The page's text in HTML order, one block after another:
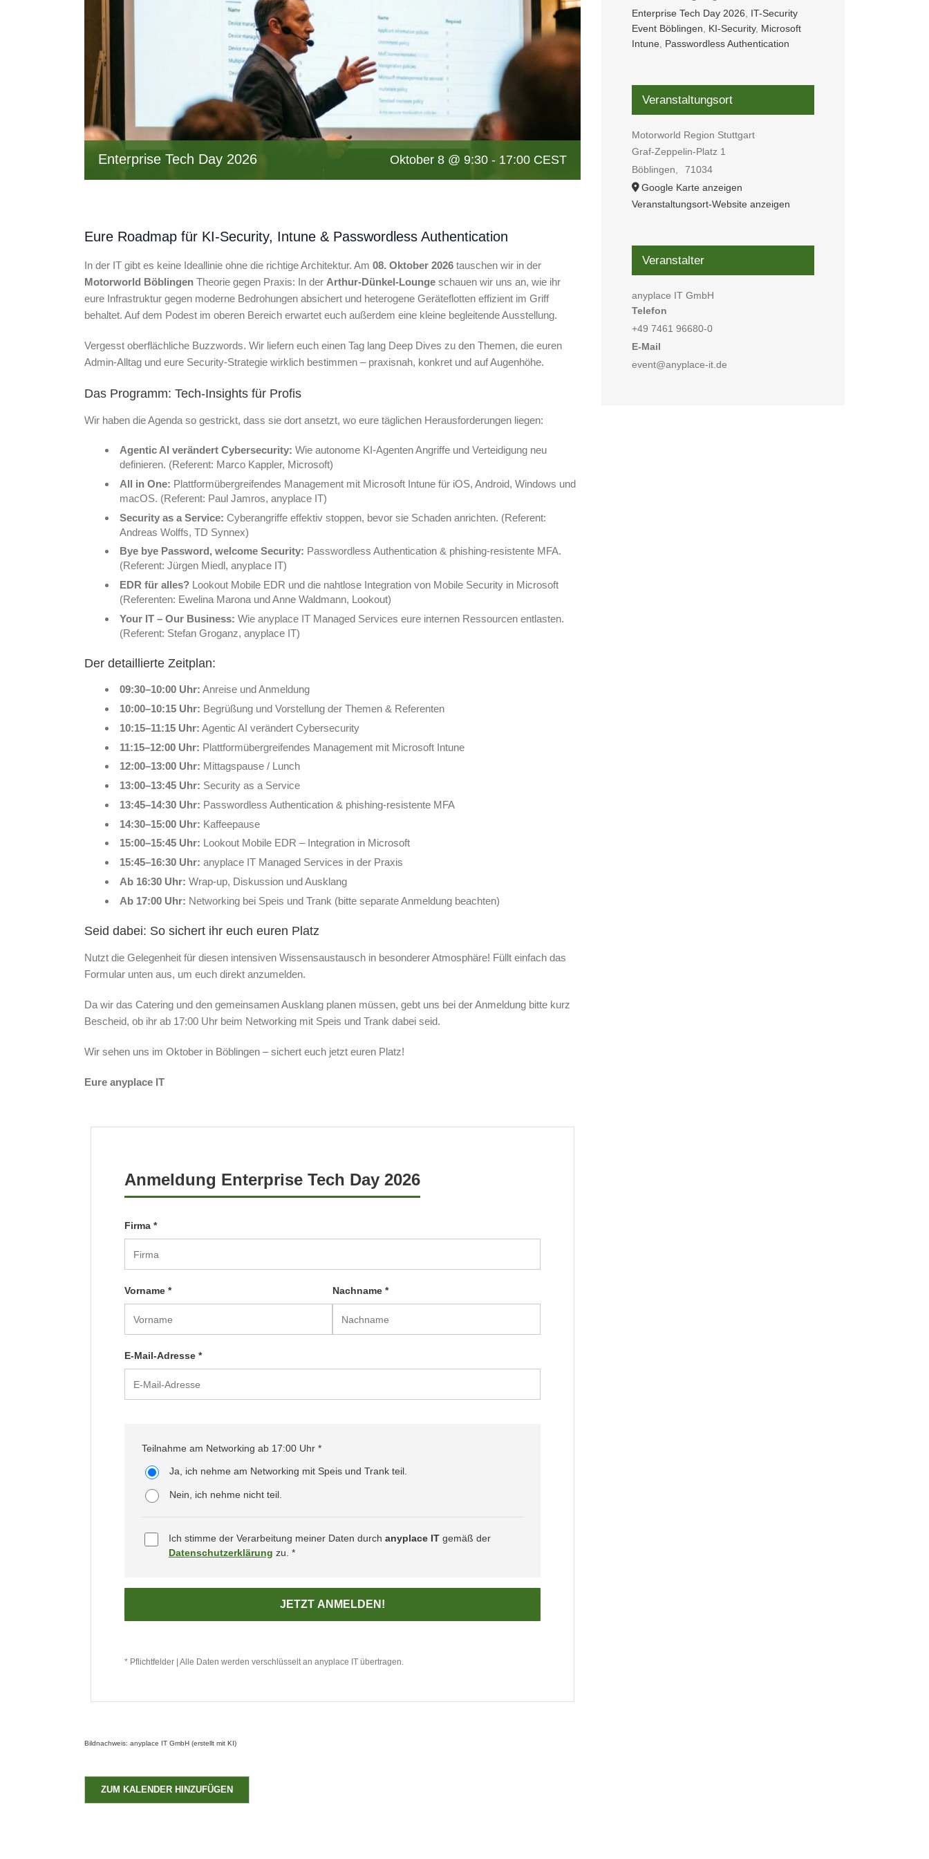
Enterprise Tech Day 2026 Oktober 8 @ 9:30 - 17:00 CEST
Eure Roadmap für KI-Security, Intune & Passwordless Authentication
In der IT gibt es keine Ideallinie ohne die richtige Architektur. Am 08. Oktober 2026tauschen wir in der
Motorworld BöblingenTheorie gegen Praxis: In der Arthur-Dünkel-Loungeschauen wir uns an, wie ihr
eure Infrastruktur gegen moderne Bedrohungen absichert und heterogene Geräteflotten effizient im Griff
behaltet. Auf dem Podest im oberen Bereich erwartet euch außerdem eine kleine begleitende Ausstellung.
Vergesst oberflächliche Buzzwords. Wir liefern euch einen Tag lang Deep Dives zu den Themen, die euren
Admin-Alltag und eure Security-Strategie wirklich bestimmen – praxisnah, konkret und auf Augenhöhe.
Das Programm: Tech-Insights für Profis
Wir haben die Agenda so gestrickt, dass sie dort ansetzt, wo eure täglichen Herausforderungen liegen:
Agentic AI verändert Cybersecurity: Wie autonome KI-Agenten Angriffe und Verteidigung neu
definieren. (Referent: Marco Kappler, Microsoft)
All in One: Plattformübergreifendes Management mit Microsoft Intune für iOS, Android, Windows und
macOS. (Referent: Paul Jamros, anyplace IT)
Security as a Service: Cyberangriffe effektiv stoppen, bevor sie Schaden anrichten. (Referent:
Andreas Wolffs, TD Synnex)
Bye bye Password, welcome Security: Passwordless Authentication & phishing-resistente MFA.
(Referent: Jürgen Miedl, anyplace IT)
EDR für alles?Lookout Mobile EDR und die nahtlose Integration von Mobile Security in Microsoft
(Referenten: Ewelina Marona und Anne Waldmann, Lookout)
Your IT – Our Business: Wie anyplace IT Managed Services eure internen Ressourcen entlasten.
(Referent: Stefan Groganz, anyplace IT)
Der detaillierte Zeitplan:
09:30–10:00 Uhr: Anreise und Anmeldung
10:00–10:15 Uhr: Begrüßung und Vorstellung der Themen & Referenten
10:15–11:15 Uhr: Agentic AI verändert Cybersecurity
11:15–12:00 Uhr: Plattformübergreifendes Management mit Microsoft Intune
12:00–13:00 Uhr: Mittagspause / Lunch
13:00–13:45 Uhr: Security as a Service
13:45–14:30 Uhr: Passwordless Authentication & phishing-resistente MFA
14:30–15:00 Uhr: Kaffeepause
15:00–15:45 Uhr: Lookout Mobile EDR – Integration in Microsoft
15:45–16:30 Uhr: anyplace IT Managed Services in der Praxis
Ab 16:30 Uhr: Wrap-up, Diskussion und Ausklang
Ab 17:00 Uhr: Networking bei Speis und Trank (bitte separate Anmeldung beachten)
Seid dabei: So sichert ihr euch euren Platz
Nutzt die Gelegenheit für diesen intensiven Wissensaustausch in besonderer Atmosphäre! Füllt einfach das
Formular unten aus, um euch direkt anzumelden.
Da wir das Catering und den gemeinsamen Ausklang planen müssen, gebt uns bei der Anmeldung bitte kurz
Bescheid, ob ihr ab 17:00 Uhr beim Networking mit Speis und Trank dabei seid.
Wir sehen uns im Oktober in Böblingen – sichert euch jetzt euren Platz!
Eure anyplace IT
Anmeldung Enterprise Tech Day 2026
Firma *
Vorname * Nachname *
E-Mail-Adresse *
Teilnahme am Networking ab 17:00 Uhr *
Ja, ich nehme am Networking mit Speis und Trank teil.
Nein, ich nehme nicht teil.
Ich stimme der Verarbeitung meiner Daten durch anyplace IT gemäß der
Datenschutzerklärung zu. *
* Pflichtfelder | Alle Daten werden verschlüsselt an anyplace IT übertragen.
Bildnachweis: anyplace IT GmbH (erstellt mit KI)
ZUM KALENDER HINZUFÜGEN
Enterprise Tech Day 2026
IT-Security
Event Böblingen
KI-Security, Microsoft
Intune Passwordless Authentication
Veranstaltungsort
Motorworld Region Stuttgart
Graf-Zeppelin-Platz 1
Böblingen
71034
Google Karte anzeigen
Veranstaltungsort-Website anzeigen
Veranstalter
anyplace IT GmbH
Telefon
+49 7461 96680-0
E-Mail
event@anyplace-it.de